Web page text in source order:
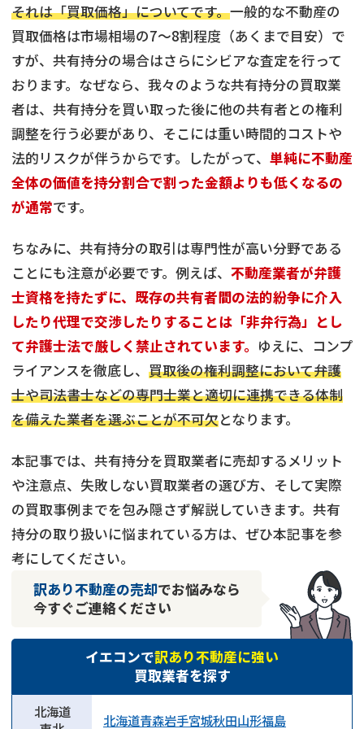
それは「買取価格」についてです。一般的な不動産の
買取価格は市場相場の7〜8割程度（あくまで目安）で
すが、共有持分の場合はさらにシビアな査定を行って
おります。なぜなら、我々のような共有持分の買取業
者は、共有持分を買い取った後に他の共有者との権利
調整を行う必要があり、そこには重い時間的コストや
法的リスクが伴うからです。したがって、 単純に不動産
全体の価値を持分割合で割った金額よりも低くなるの
が通常です。
ちなみに、共有持分の取引は専門性が高い分野である
ことにも注意が必要です。例えば、 不動産業者が弁護
士資格を持たずに、既存の共有者間の法的紛争に介入
したり代理で交渉したりすることは「非弁行為」とし
て弁護士法で厳しく禁止されています。 ゆえに、コンプ
ライアンスを徹底し、 買取後の権利調整において弁護
士や司法書士などの専門士業と適切に連携できる体制
を備えた業者を選ぶことが不可欠となります。
本記事では、共有持分を買取業者に売却するメリット
や注意点、失敗しない買取業者の選び方、そして実際
の買取事例までを包み隠さず解説していきます。共有
持分の取り扱いに悩まれている方は、ぜひ本記事を参
考にしてください。
訳あり不動産の売却でお悩みなら
今すぐご連絡ください
イエコンで訳あり不動産に強い
買取業者を探す
北海道
北海道青森岩手宮城秋田山形福島